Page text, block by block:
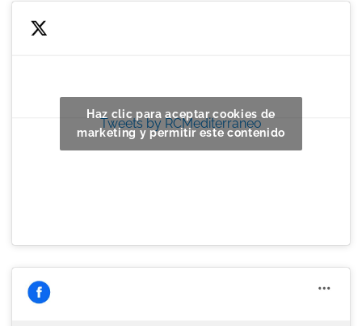
Tweets by RCMediterraneo
Haz clic para aceptar cookies de
marketing y permitir este contenido